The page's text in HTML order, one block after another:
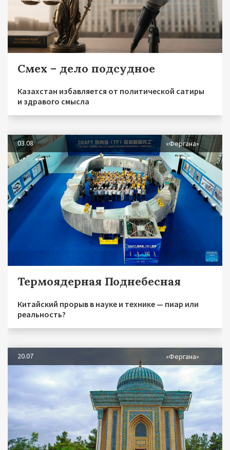
Смех – дело подсудное
Казахстан избавляется от политической сатиры
и здравого смысла
03.08 «Фергана»
Термоядерная Поднебесная
Китайский прорыв в науке и технике — пиар или
реальность?
20.07 «Фергана»